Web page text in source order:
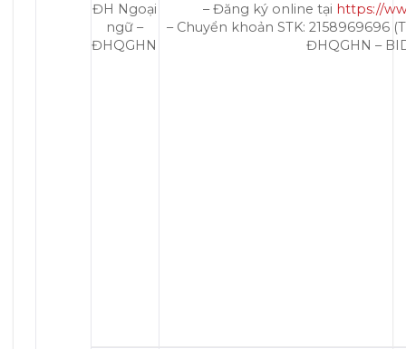
ĐH Ngoại
ngữ –
ĐHQGHN
– Đăng ký online tại https://
– Chuyển khoản STK: 2158969696
ĐHQGHN –